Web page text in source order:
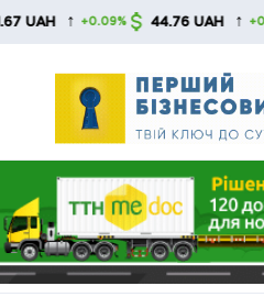
Skip
↑ +0.09% 44.76 UAH ↑ +0.16%